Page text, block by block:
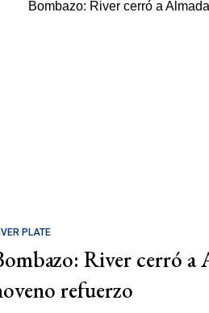
PLATE
River cerró a
refuerzo